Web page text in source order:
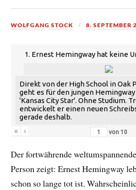
WOLFGANG STOCK 8. SEPTEMBER
1. Ernest Hemingway hat keine
Direkt von der High School in Oak
geht es für den jungen
'Kansas City Star'. Ohne Studium.
entwickelt er einen neuen
gerade deshalb.
«
‹ von 10
Der fortwährende
Person zeigt: Ernest Hemingway
schon so lange tot ist.